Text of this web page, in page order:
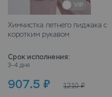
VIP
Химчистка летнего пиджака с
коротким рукавом
Срок исполнения:
3–4 дня
907.5 ₽ 1210 ₽